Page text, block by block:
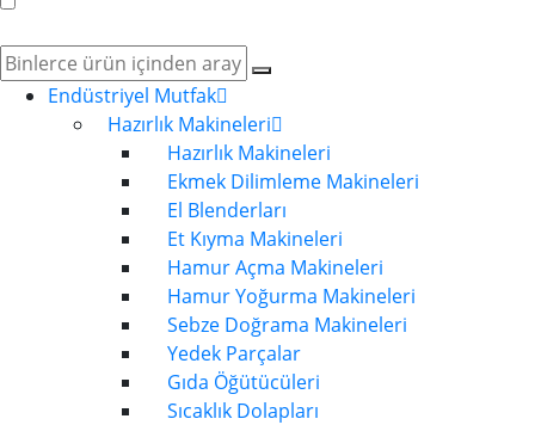
Endüstriyel Mutfak
Hazırlık Makineleri
Hazırlık Makineleri
Ekmek Dilimleme Makineleri
El Blenderları
Et Kıyma Makineleri
Hamur Açma Makineleri
Hamur Yoğurma Makineleri
Sebze Doğrama Makineleri
Yedek Parçalar
Gıda Öğütücüleri
Sıcaklık Dolapları